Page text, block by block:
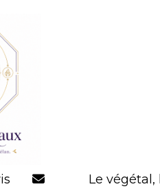
Le végétal,